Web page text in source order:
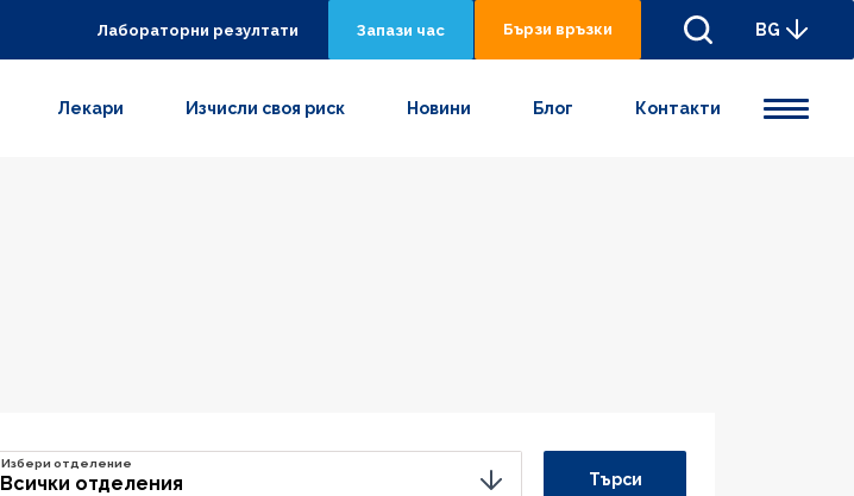
Лабораторни резултати Запази час Бързи връзки BG
Лекари Изчисли своя риск Новини Блог Контакти
Всички отделения
Избери отделение
Търси